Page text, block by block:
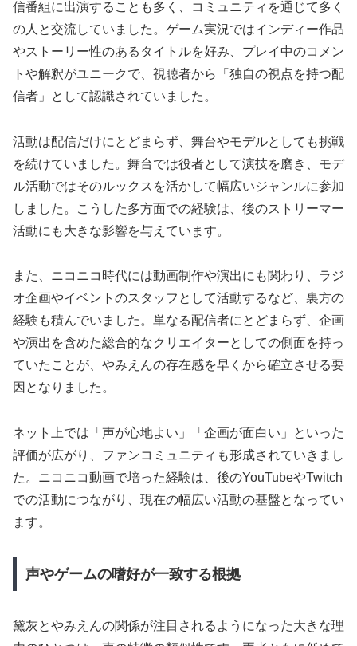
信番組に出演することも多く、コミュニティを通じて多く
の人と交流していました。ゲーム実況ではインディー作品
やストーリー性のあるタイトルを好み、プレイ中のコメン
トや解釈がユニークで、視聴者から「独自の視点を持つ配
信者」として認識されていました。
活動は配信だけにとどまらず、舞台やモデルとしても挑戦
を続けていました。舞台では役者として演技を磨き、モデ
ル活動ではそのルックスを活かして幅広いジャンルに参加
しました。こうした多方面での経験は、後のストリーマー
活動にも大きな影響を与えています。
また、ニコニコ時代には動画制作や演出にも関わり、ラジ
オ企画やイベントのスタッフとして活動するなど、裏方の
経験も積んでいました。単なる配信者にとどまらず、企画
や演出を含めた総合的なクリエイターとしての側面を持っ
ていたことが、やみえんの存在感を早くから確立させる要
因となりました。
ネット上では「声が心地よい」「企画が面白い」といった
評価が広がり、ファンコミュニティも形成されていきまし
た。ニコニコ動画で培った経験は、後のYouTubeやTwitch
での活動につながり、現在の幅広い活動の基盤となってい
ます。
声やゲームの嗜好が一致する根拠
黛灰とやみえんの関係が注目されるようになった大きな理